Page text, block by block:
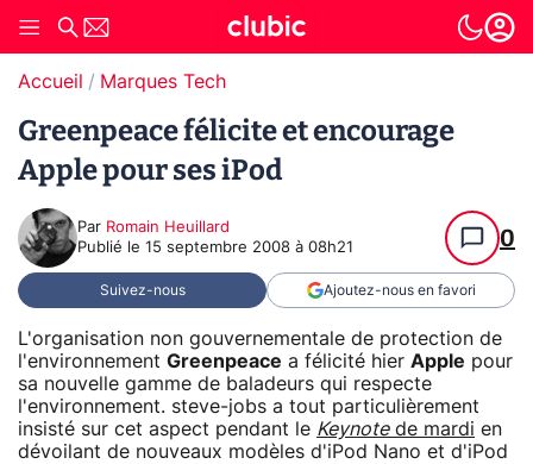
Accueil Marques Tech
Greenpeace félicite et encourage
Apple pour ses iPod
Par Romain Heuillard
Publié le 15 septembre 2008 à 08h21 0
Suivez-nous Ajoutez-nous en favori
L'organisation non gouvernementale de protection de
l'environnement Greenpeace a félicité hier Apple pour
sa nouvelle gamme de baladeurs qui respecte
l'environnement. steve-jobs a tout particulièrement
insisté sur cet aspect pendant le Keynotede mardi en
dévoilant de nouveaux modèles d'iPod Nano et d'iPod